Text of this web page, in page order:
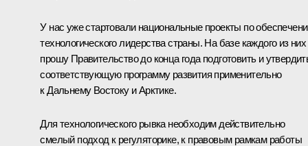
У нас уже стартовали национальные проекты по
технологического лидерства страны. На базе каждого из них
прошу Правительство до конца года подготовить и
соответствующую программу развития применительно
к Дальнему Востоку и Арктике.
Для технологического рывка необходим действительно
смелый подход к регуляторике, к правовым рамкам работы